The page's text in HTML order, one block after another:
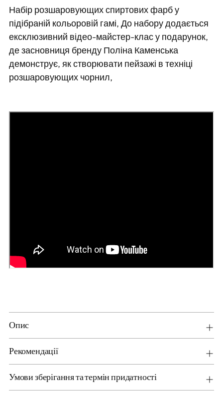
Додавання
товару
в
кошик
Набір розшаровующих спиртових фарб у
підібраній кольоровій гамі, До набору додається
ексклюзивний відео-майстер-клас у подарунок,
де засновниця бренду Поліна Каменська
демонструє, як створювати пейзажі в техніці
розшаровующих чорнил,
Опис
Рекомендації
Умови зберігання та термін придатності